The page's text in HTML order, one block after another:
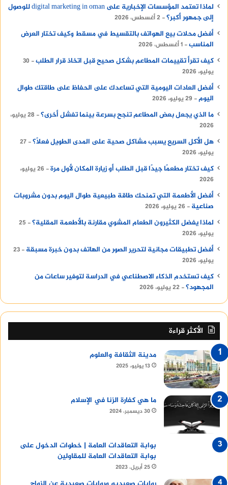
لماذا تعتمد المؤسسات الإخبارية على digital marketing in oman للوصول
إلى جمهور أكبر؟ 2 أغسطس، 2026
أفضل محلات بيع الهواتف بالتقسيط في مسقط وكيف تختار العرض
المناسب 1 أغسطس، 2026
كيف تقرأ تقييمات المطاعم بشكل صحيح قبل اتخاذ قرار الطلب
30
يوليو، 2026
أفضل العادات اليومية التي تساعدك على الحفاظ على طاقتك طوال
اليوم
29 يوليو، 2026
ما الذي يجعل بعض المطاعم تنجح بسرعة بينما تفشل أخرى؟
28 يوليو،
2026
هل الأكل السريع يسبب مشاكل صحية على المدى الطويل فعلًا؟ 27
يوليو، 2026
كيف تختار مطعمًا جيدًا قبل الطلب أو زيارة المكان لأول مرة
26 يوليو،
2026
أفضل الأطعمة التي تمنحك طاقة طبيعية طوال اليوم بدون مشروبات
صناعية
26 يوليو، 2026
لماذا يفضل الكثيرون الطعام المشوي مقارنة بالأطعمة المقلية؟
25
يوليو، 2026
أفضل تطبيقات مجانية لتحرير الصور من الهاتف بدون خبرة مسبقة
23
يوليو، 2026
كيف تستخدم الذكاء الاصطناعي في الدراسة لتوفير ساعات من
المجهود؟ 22 يوليو، 2026
الأكثر قراءة
مدينة الثقافة والعلوم
13 يوليو، 2025
ما هي كفارة الزنا في الإسلام
30 ديسمبر، 2024
بوابة التعاقدات العامة | خطوات الدخول على
بوابة التعاقدات العامة للمقاولين
25 أبريل، 2023